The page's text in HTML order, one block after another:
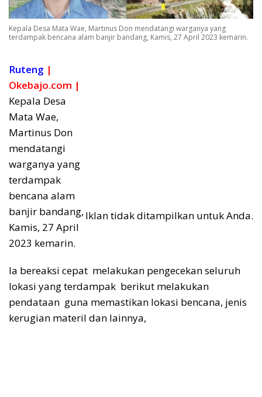
Kepala Desa Mata Wae, Martinus Don mendatangi warganya yang
terdampak bencana alam banjir bandang, Kamis, 27 April 2023 kemarin.
Iklan tidak ditampilkan untuk Anda.
Ruteng |
Okebajo.com |
Kepala Desa
Mata Wae,
Martinus Don
mendatangi
warganya yang
terdampak
bencana alam
banjir bandang,
Kamis, 27 April
2023 kemarin.
Ia bereaksi cepat melakukan pengecekan seluruh
lokasi yang terdampak berikut melakukan
pendataan guna memastikan lokasi bencana, jenis
kerugian materil dan lainnya,